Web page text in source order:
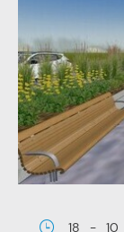
18 -